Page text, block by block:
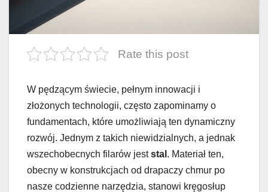
Rate this post
W pędzącym świecie, pełnym innowacji i
złożonych technologii, często zapominamy o
fundamentach, które umożliwiają ten dynamiczny
rozwój. Jednym z takich niewidzialnych, a jednak
wszechobecnych filarów jeststal . Materiał ten,
obecny w konstrukcjach od drapaczy chmur po
nasze codzienne narzędzia, stanowi kręgosłup